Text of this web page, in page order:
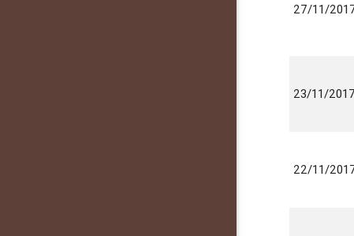
27/11/
23/11/2017
22/11/